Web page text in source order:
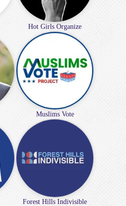
Hot Girls Organize
Muslims Vote
Forest Hills Indivisible